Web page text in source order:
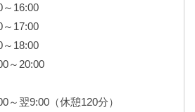
～16:00
～17:00
～18:00
～20:00
～翌9:00（休憩120分）